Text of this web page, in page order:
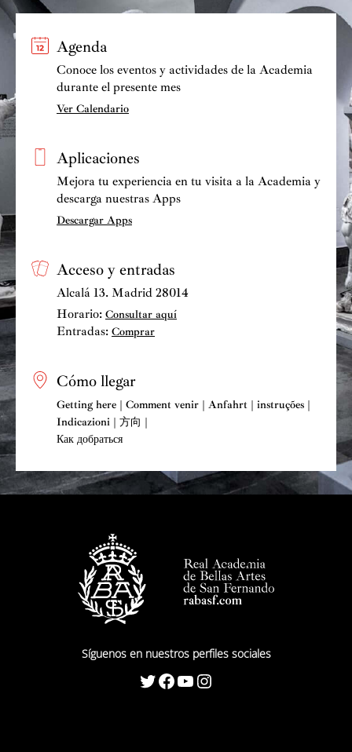
Agenda
Conoce los eventos y actividades de la Academia
durante el presente mes
Ver Calendario
Aplicaciones
Mejora tu experiencia en tu visita a la Academia y
descarga nuestras Apps
Descargar Apps
Acceso y entradas
Alcalá 13. Madrid 28014
Horario: Consultar aquí
Entradas: Comprar
Cómo llegar
Getting here | Comment venir | Anfahrt | instruções |
Indicazioni | 方向 |
Как добраться
Síguenos en nuestros perfiles sociales
Twitter Facebook YouTube Instagram